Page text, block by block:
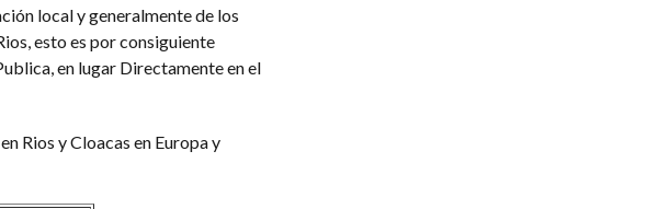
local y generalmente de los
esto es por consiguiente
en lugar Directamente en el
Rios y Cloacas en Europa y